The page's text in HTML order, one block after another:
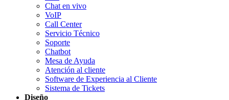
Chat en vivo
VoIP
Call Center
Servicio Técnico
Soporte
Chatbot
Mesa de Ayuda
Atención al cliente
Software de Experiencia al Cliente
Sistema de Tickets
Diseño